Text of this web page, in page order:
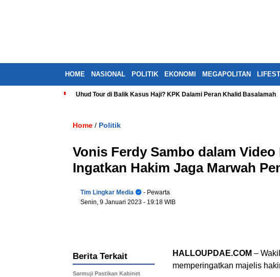
HOME NASIONAL POLITIK EKONOMI MEGAPOLITAN
Uhud Tour di Balik Kasus Haji? KPK Dalami Peran Khalid Basalamah
Home / Politik
Vonis Ferdy Sambo dalam
Ingatkan Hakim Jaga Marwah
Tim Lingkar Media
- Pewarta
Senin, 9 Januari 2023 - 19:18 WIB
HALLOUPDAE.COM –
memperingatkan majelis
Berita Terkait
Sarmuji Pastikan Kabinet